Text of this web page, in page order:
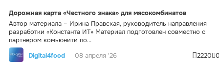
Дорожная карта «Честного знака» для мясокомбинатов
Автор материала – Ирина Правская, руководитель направления
разработки «Константа ИТ» Материал подготовлен совместно с
партнером комьюнити по...
Digital4food
08 апреля '26 2220